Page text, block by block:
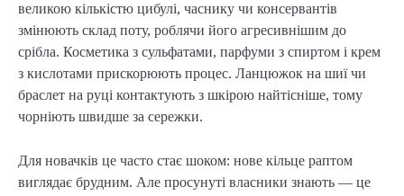
великою кількістю цибулі, часнику чи консервантів
змінюють склад поту, роблячи його агресивнішим до
срібла. Косметика з сульфатами, парфуми з спиртом і крем
з кислотами прискорюють процес. Ланцюжок на шиї чи
браслет на руці контактують з шкірою найтісніше, тому
чорніють швидше за сережки.
Для новачків це часто стає шоком: нове кільце раптом
виглядає брудним. Але просунуті власники знають — це